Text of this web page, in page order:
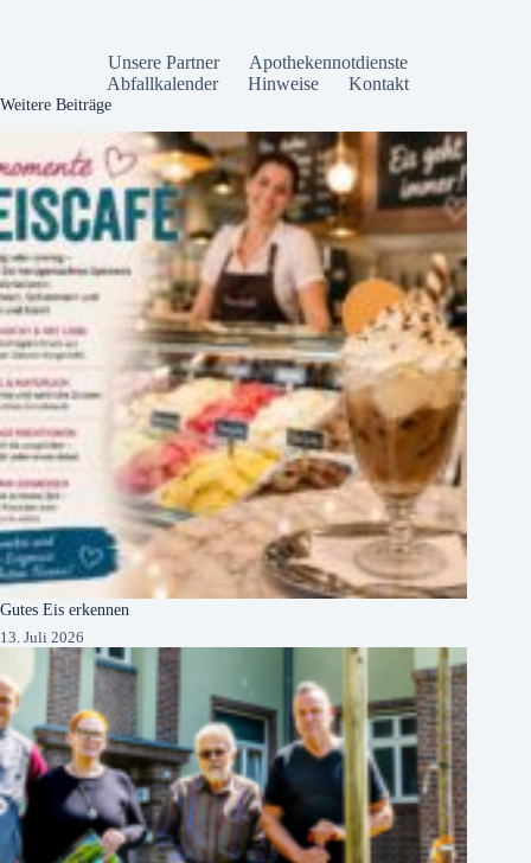
Handwerker
und
Unsere Partner
Apothekennotdienste
Abfallkalender
Hinweise Kontakt
Weitere Beiträge
Gutes Eis erkennen
13. Juli 2026